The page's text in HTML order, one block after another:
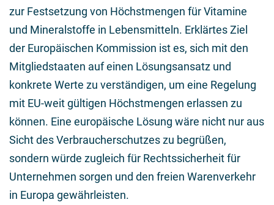
zur Festsetzung von Höchstmengen für Vitamine
und Mineralstoffe in Lebensmitteln. Erklärtes Ziel
der Europäischen Kommission ist es, sich mit den
Mitgliedstaaten auf einen Lösungsansatz und
konkrete Werte zu verständigen, um eine Regelung
mit EU-weit gültigen Höchstmengen erlassen zu
können. Eine europäische Lösung wäre nicht nur aus
Sicht des Verbraucherschutzes zu begrüßen,
sondern würde zugleich für Rechtssicherheit für
Unternehmen sorgen und den freien Warenverkehr
in Europa gewährleisten.